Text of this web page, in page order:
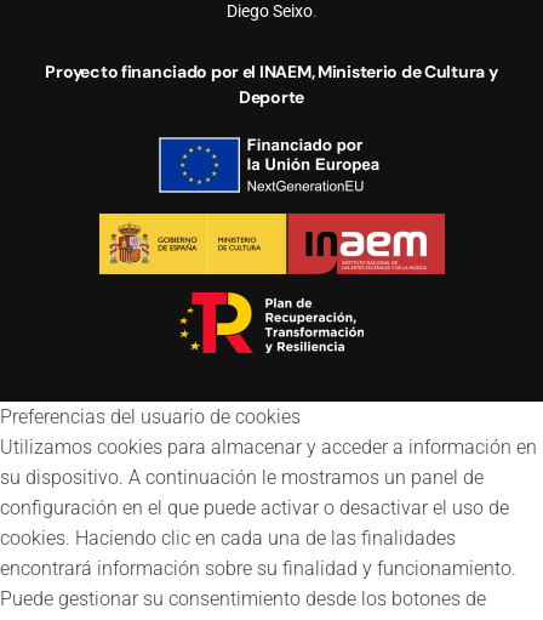
Diego Seixo.
Proyecto financiado por el INAEM, Ministerio de Cultura y
Deporte
Preferencias del usuario de cookies
Utilizamos cookies para almacenar y acceder a información en
su dispositivo. A continuación le mostramos un panel de
configuración en el que puede activar o desactivar el uso de
cookies. Haciendo clic en cada una de las finalidades
encontrará información sobre su finalidad y funcionamiento.
Puede gestionar su consentimiento desde los botones de